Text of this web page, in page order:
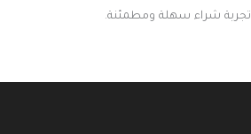
سهلة ومطمئنة.